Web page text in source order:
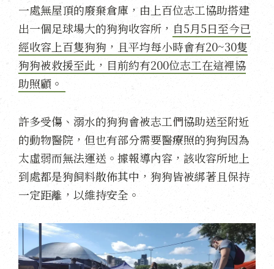
一處無屋頂的廢棄倉庫，由上百位志工協助搭建
出一個足球場大的狗狗收容所， 自5月5日至今已
經收容上百隻狗狗，且平均每小時會有20~30隻
狗狗被救援至此，目前約有200位志工在這裡協
助照顧。
許多受傷、溺水的狗狗會被志工們協助送至附近
的動物醫院，但也有部分需要醫療照的狗狗因為
太虛弱而無法運送。據報導內容，該收容所地上
到處都是狗飼料散佈其中，狗狗皆被綁著且保持
一定距離，以維持安全。